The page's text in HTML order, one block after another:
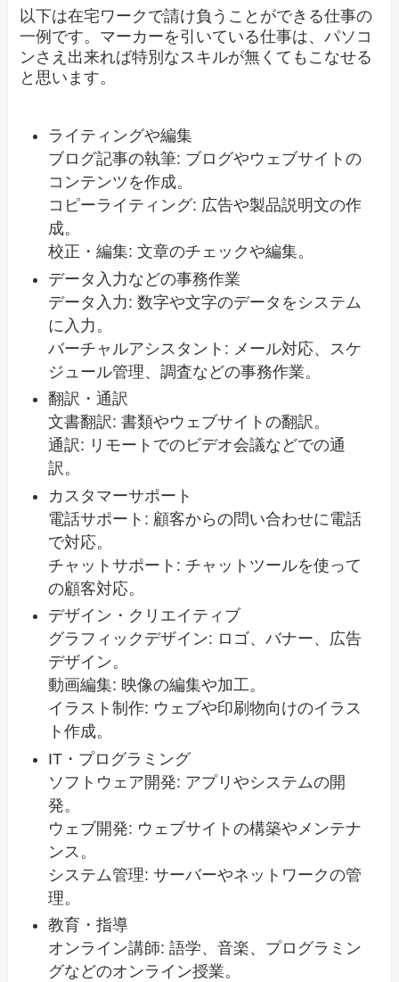
以下は在宅ワークで請け負うことができる仕事の
一例です。マーカーを引いている仕事は、パソコ
ンさえ出来れば特別なスキルが無くてもこなせる
と思います。
ライティングや編集
ブログ記事の執筆: ブログやウェブサイトの
コンテンツを作成。
コピーライティング: 広告や製品説明文の作
成。
校正・編集: 文章のチェックや編集。
データ入力などの事務作業
データ入力: 数字や文字のデータをシステム
に入力。
バーチャルアシスタント: メール対応、スケ
ジュール管理、調査などの事務作業。
翻訳・通訳
文書翻訳: 書類やウェブサイトの翻訳。
通訳: リモートでのビデオ会議などでの通
訳。
カスタマーサポート
電話サポート: 顧客からの問い合わせに電話
で対応。
チャットサポート: チャットツールを使って
の顧客対応。
デザイン・クリエイティブ
グラフィックデザイン: ロゴ、バナー、広告
デザイン。
動画編集: 映像の編集や加工。
イラスト制作: ウェブや印刷物向けのイラス
ト作成。
IT・プログラミング
ソフトウェア開発: アプリやシステムの開
発。
ウェブ開発: ウェブサイトの構築やメンテナ
ンス。
システム管理: サーバーやネットワークの管
理。
教育・指導
オンライン講師: 語学、音楽、プログラミン
グなどのオンライン授業。